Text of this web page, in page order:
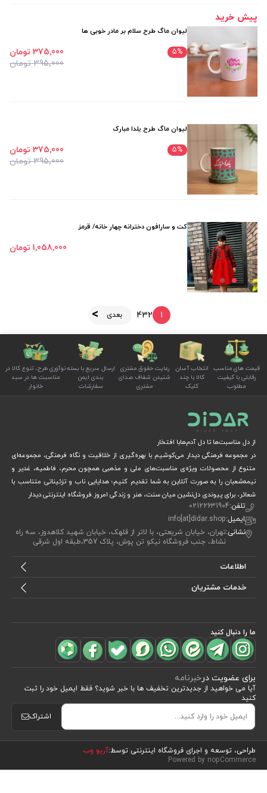
مشاهده محصولات(68)
پیش خرید
لیوان ماگ طرح سلام بر مادر خوبی ها
5%
395٬000 تومان
375٬000 تومان
لیوان ماگ طرح یلدا مبارک
5%
395٬000 تومان
375٬000 تومان
کت و سارافون دخترانه چهار خانه/ قرمز
1٬058٬000 تومان
1
2
3
4 بعدی
قیمت های مناسب
رقابتی با کیفیت
مطلوب
انتخاب آسان
کالا با چند
کلیک
رعایت حقوق مشتری
شنیدن شفاف صدای
مشتری
ارسال سریع با بسته
بندی ایمن
سفارشات
نوآوری طرح، تنوع کالا در
مناسبت ها در سبد
خانوار
از دل مناسبت‌ها تا دل آدم‌هابا افتخار
در مجموعه فرهنگی دیدار می‌کوشیم با بهره‌گیری از خلاقیت و نگاه فرهنگی، مجموعه‌ای
متنوع از محصولات ویژه‌ی مناسبت‌های ملی و مذهبی همچون محرم، فاطمیه، غدیر و
نیمه‌شعبان را به صورت آنلاین به شما تقدیم کنیم؛ هدایایی ناب و تزئیناتی متناسب با
شعائر، برای پیوندی دل‌نشین میان سنت، هنر و زندگی امروز.فروشگاه اینترنتی دیدار
تلفن:02122631904
ایمیل:info[at]didar.shop
نشانی:تهران، خیابان شریعتی، با لاتر از قلهک، خیابان شهید کلاهدوز، سه راه
نشاط، جنب فروشگاه نیکو تن پوش، پلاک 357،طبقه اول شرقی
اطلاعات
خدمات مشتریان
ما را دنبال کنید
برای عضویت درخبرنامه
آیا می خواهید از جدید‌ترین تخفیف‌ ها با‌ خبر شوید؟ فقط ایمیل خود را ثبت
کنید
اشتراک
طراحی، توسعه و اجرای فروشگاه اینترنتی توسط:آریو وب
Powered by nopCommerce